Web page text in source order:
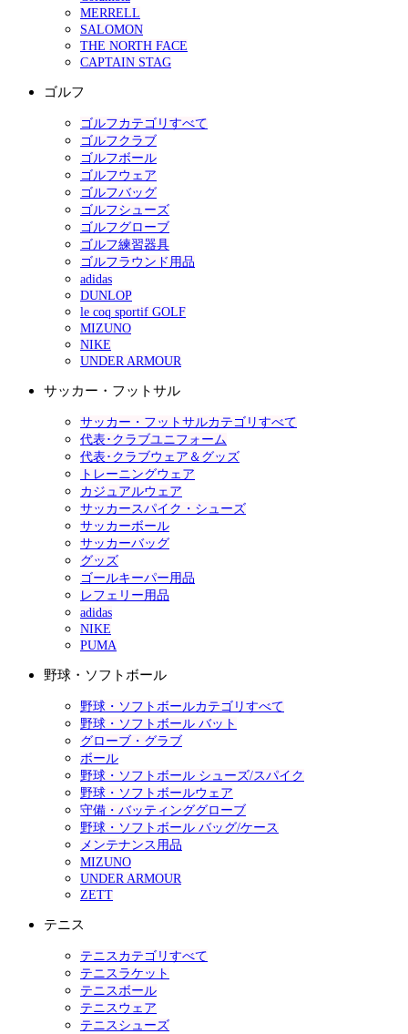
MERRELL
SALOMON
THE NORTH FACE
CAPTAIN STAG
ゴルフ
ゴルフカテゴリすべて
ゴルフクラブ
ゴルフボール
ゴルフウェア
ゴルフバッグ
ゴルフシューズ
ゴルフグローブ
ゴルフ練習器具
ゴルフラウンド用品
adidas
DUNLOP
le coq sportif GOLF
MIZUNO
NIKE
UNDER ARMOUR
サッカー・フットサル
サッカー・フットサルカテゴリすべて
代表･クラブユニフォーム
代表･クラブウェア＆グッズ
トレーニングウェア
カジュアルウェア
サッカースパイク・シューズ
サッカーボール
サッカーバッグ
グッズ
ゴールキーパー用品
レフェリー用品
adidas
NIKE
PUMA
野球・ソフトボール
野球・ソフトボールカテゴリすべて
野球・ソフトボール バット
グローブ・グラブ
ボール
野球・ソフトボール シューズ/スパイク
野球・ソフトボールウェア
守備・バッティンググローブ
野球・ソフトボール バッグ/ケース
メンテナンス用品
MIZUNO
UNDER ARMOUR
ZETT
テニス
テニスカテゴリすべて
テニスラケット
テニスボール
テニスウェア
テニスシューズ